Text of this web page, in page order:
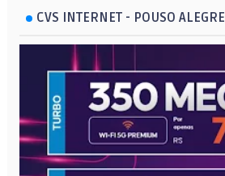
CVS INTERNET - POUSO ALEGRE